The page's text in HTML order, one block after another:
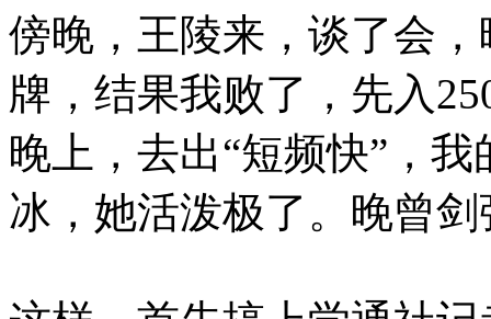
傍晚，王陵来，谈了会
牌，结果我败了，先入
晚上，去出“短频快”，
冰，她活泼极了。晚曾